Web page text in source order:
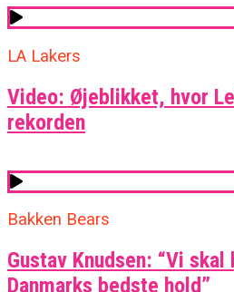
LA Lakers
Video: Øjeblikket, hvor
rekorden
Bakken Bears
Gustav Knudsen: “Vi
Danmarks bedste hold”